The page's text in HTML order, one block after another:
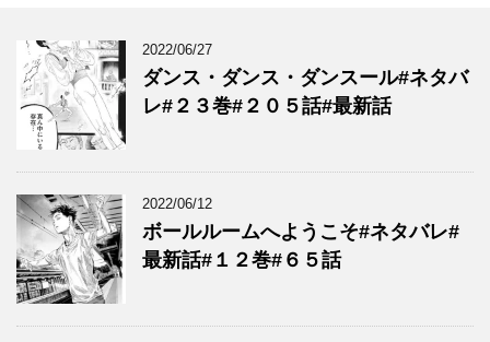
2022/06/27
ダンス・ダンス・ダンスール#ネタバ
レ#２３巻#２０５話#最新話
2022/06/12
ボールルームへようこそ#ネタバレ#
最新話#１２巻#６５話